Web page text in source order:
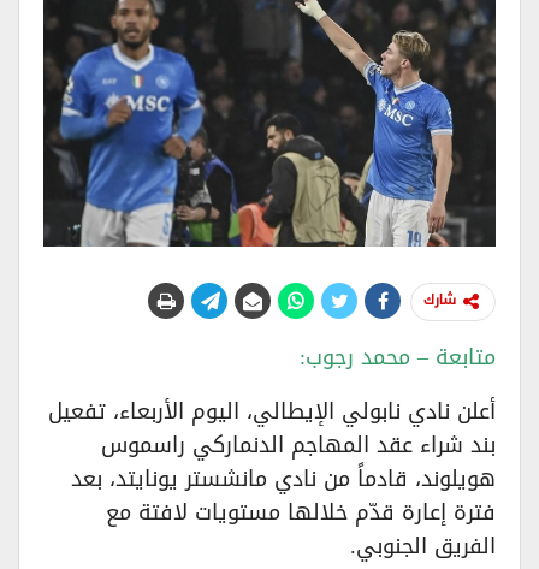
شارك
متابعة – محمد رجوب:
أعلن نادي نابولي الإيطالي، اليوم الأربعاء، تفعيل
بند شراء عقد المهاجم الدنماركي راسموس
هويلوند، قادماً من نادي مانشستر يونايتد، بعد
فترة إعارة قدّم خلالها مستويات لافتة مع
الفريق الجنوبي.